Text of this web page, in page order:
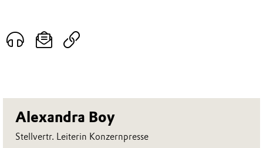
Alexandra Boy
Stellvertr. Leiterin Konzernpresse